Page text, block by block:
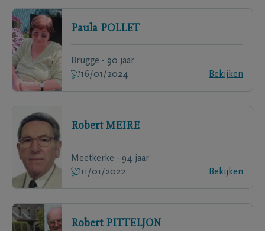
Paula POLLET
Brugge - 90 jaar
16/01/2024
Bekijken
Robert MEIRE
Meetkerke - 94 jaar
11/01/2022
Bekijken
Robert PITTELJON